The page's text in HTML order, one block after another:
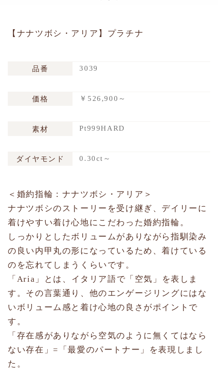
【ナナツボシ・アリア】プラチナ
品番 3039
価格 ￥526,900～
素材 Pt999HARD
ダイヤモンド 0.30ct～
＜婚約指輪：ナナツボシ・アリア＞
ナナツボシのストーリーを受け継ぎ、デイリーに
着けやすい着け心地にこだわった婚約指輪。
しっかりとしたボリュームがありながら指馴染み
の良い内甲丸の形になっているため、着けている
のを忘れてしまうくらいです。
「Aria」とは、イタリア語で「空気」を表しま
す。その言葉通り、他のエンゲージリングにはな
いボリューム感と着け心地の良さがポイントで
す。
「存在感がありながら空気のように無くてはなら
ない存在」=「最愛のパートナー」を表現しまし
た。